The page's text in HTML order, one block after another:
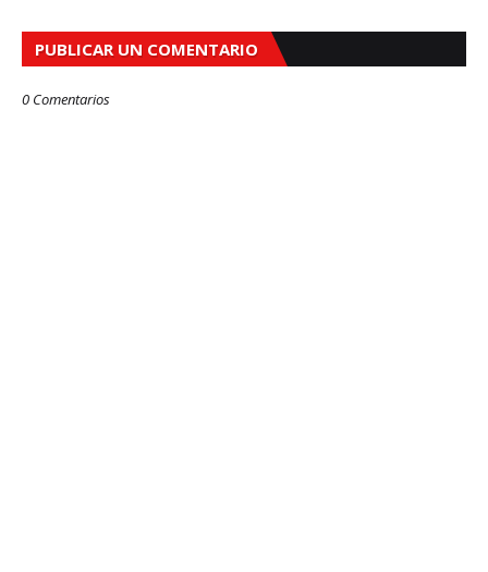
PUBLICAR UN COMENTARIO
0 Comentarios